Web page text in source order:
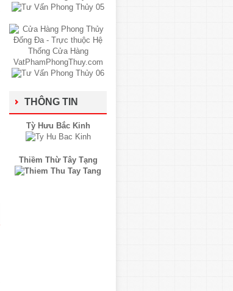
THÔNG TIN
Tỳ Hưu Bắc Kinh
Thiềm Thừ Tây Tạng